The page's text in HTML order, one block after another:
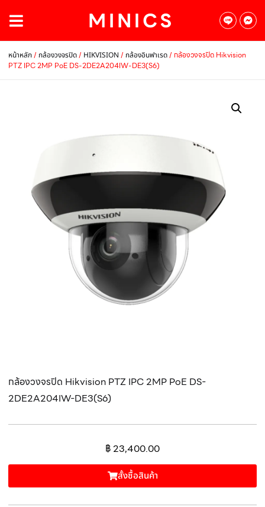
หน้าหลัก/กล้องวงจรปิด/ HIKVISION /กล้องอินฟาเรด/ กล้องวงจรปิด Hikvision
PTZ IPC 2MP PoE DS-2DE2A204IW-DE3(S6)
กล้องวงจรปิด Hikvision PTZ IPC 2MP PoE DS-
2DE2A204IW-DE3(S6)
฿ 23,400.00
สั้งซื้อสินค้า